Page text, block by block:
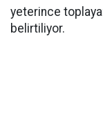
yeterince
belirtiliyor.